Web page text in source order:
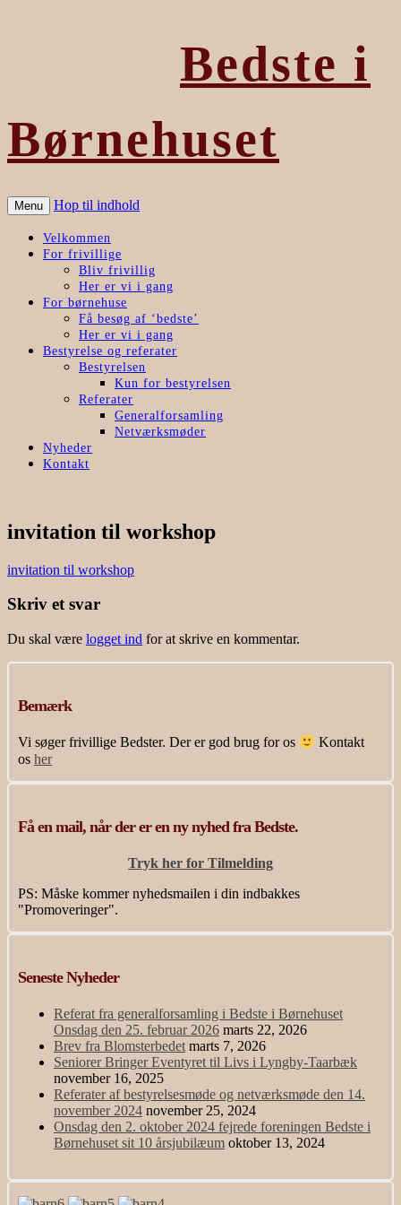
Bedste i
Børnehuset
Menu Hop til indhold
Velkommen
For frivillige
Bliv frivillig
Her er vi i gang
For børnehuse
Få besøg af ‘bedste’
Her er vi i gang
Bestyrelse og referater
Bestyrelsen
Kun for bestyrelsen
Referater
Generalforsamling
Netværksmøder
Nyheder
Kontakt
invitation til workshop
invitation til workshop
Skriv et svar
Du skal være logget ind for at skrive en kommentar.
Bemærk
Vi søger frivillige Bedster. Der er god brug for os
Kontakt
os her
Få en mail, når der er en ny nyhed fra Bedste.
Tryk her for Tilmelding
PS: Måske kommer nyhedsmailen i din indbakkes
"Promoveringer".
Seneste Nyheder
Referat fra generalforsamling i Bedste i Børnehuset
Onsdag den 25. februar 2026 marts 22, 2026
Brev fra Blomsterbedet marts 7, 2026
Seniorer Bringer Eventyret til Livs i Lyngby-Taarbæk
november 16, 2025
Referater af bestyrelsesmøde og netværksmøde den 14.
november 2024 november 25, 2024
Onsdag den 2. oktober 2024 fejrede foreningen Bedste i
Børnehuset sit 10 årsjubilæum oktober 13, 2024